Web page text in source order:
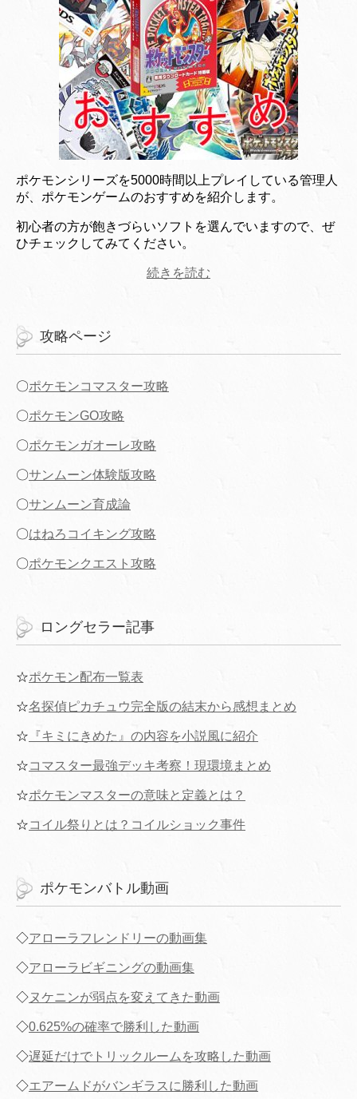
ポケモンシリーズを5000時間以上プレイしている管理人
が、ポケモンゲームのおすすめを紹介します。
初心者の方が飽きづらいソフトを選んでいますので、ぜ
ひチェックしてみてください。
続きを読む
攻略ページ
〇ポケモンコマスター攻略
〇ポケモンGO攻略
〇ポケモンガオーレ攻略
〇サンムーン体験版攻略
〇サンムーン育成論
〇はねろコイキング攻略
〇ポケモンクエスト攻略
ロングセラー記事
☆ポケモン配布一覧表
☆名探偵ピカチュウ完全版の結末から感想まとめ
☆ 『キミにきめた』の内容を小説風に紹介
☆コマスター最強デッキ考察！現環境まとめ
☆ポケモンマスターの意味と定義とは？
☆コイル祭りとは？コイルショック事件
ポケモンバトル動画
◇アローラフレンドリーの動画集
◇アローラビギニングの動画集
◇ヌケニンが弱点を変えてきた動画
◇0.625%の確率で勝利した動画
◇遅延だけでトリックルームを攻略した動画
◇エアームドがバンギラスに勝利した動画